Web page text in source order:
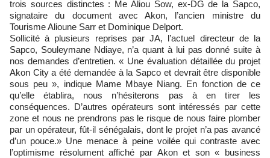
trois sources distinctes : Me Aliou Sow, ex-DG de la Sapco,
signataire du document avec Akon, l’ancien ministre du
Tourisme Alioune Sarr et Dominique Delport.
Sollicité à plusieurs reprises par JA, l’actuel directeur de la
Sapco, Souleymane Ndiaye, n’a quant à lui pas donné suite à
nos demandes d’entretien. « Une évaluation détaillée du projet
Akon City a été demandée à la Sapco et devrait être disponible
sous peu », indique Mame Mbaye Niang. En fonction de ce
qu’elle établira, nous n’hésiterons pas à en tirer les
conséquences. D’autres opérateurs sont intéressés par cette
zone et nous ne prendrons pas le risque de nous faire plomber
par un opérateur, fût-il sénégalais, dont le projet n’a pas avancé
d’un pouce.» Une menace à peine voilée qui contraste avec
l’optimisme résolument affiché par Akon et son « business